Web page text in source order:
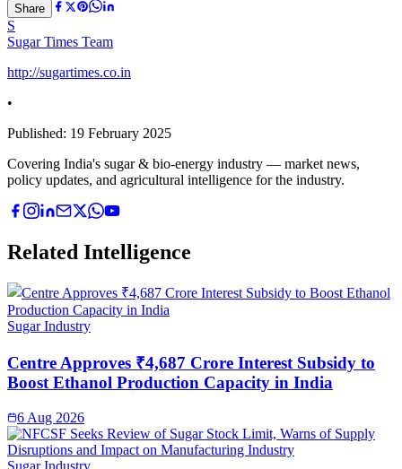
Share
S
Sugar Times Team
http://sugartimes.co.in
•
Published: 19 February 2025
Covering India's sugar & bio-energy industry — market news,
policy updates, and agricultural intelligence for the industry.
Related Intelligence
Sugar Industry
Centre Approves ₹4,687 Crore Interest Subsidy to
Boost Ethanol Production Capacity in India
6 Aug 2026